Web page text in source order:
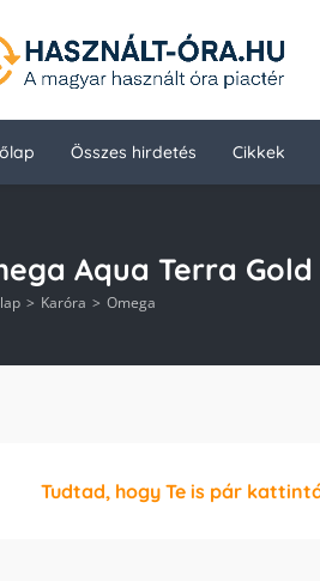
Összes hirdetés Cikkek
Aqua Terra Gold
Karóra Omega
Tudtad, hogy Te is pár